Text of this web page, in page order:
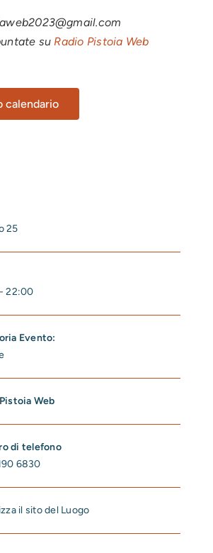
su Radio Pistoia Web
calendario
25
22:00
Evento:
Web
di telefono
6830
il sito del Luogo